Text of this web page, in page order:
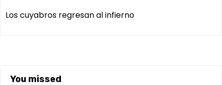
Los cuyabros regresan al infierno
You missed